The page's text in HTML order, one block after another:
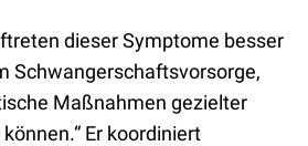
dieser Symptome besser
Schwangerschaftsvorsorge,
Maßnahmen gezielter
Er koordiniert